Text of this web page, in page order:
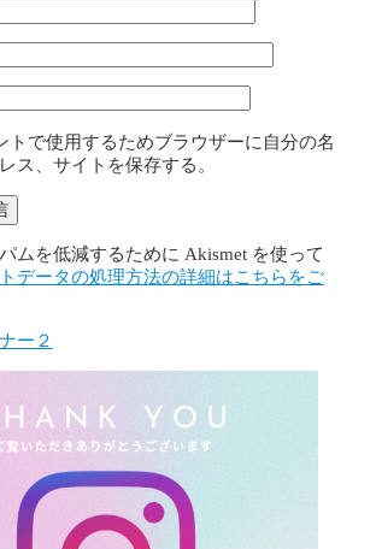
トで使用するためブラウザーに自分の名
ス、サイトを保存する。
ムを低減するために Akismet を使って
データの処理方法の詳細はこちらをご
ー２